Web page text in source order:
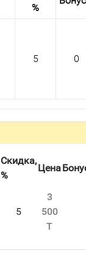
%
5 0
Скидка,
%
Цена
5
3
500
T